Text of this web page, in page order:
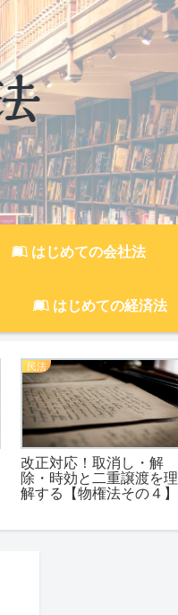
はじめての会社法
はじめての経済法
民法
改正対応！取消し・解
除・時効と二重譲渡を理
解する【物権法その４】